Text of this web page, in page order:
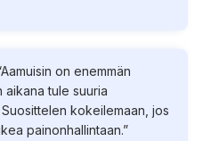
on enemmän
tule suuria
kokeilemaan, jos
painonhallintaan.”